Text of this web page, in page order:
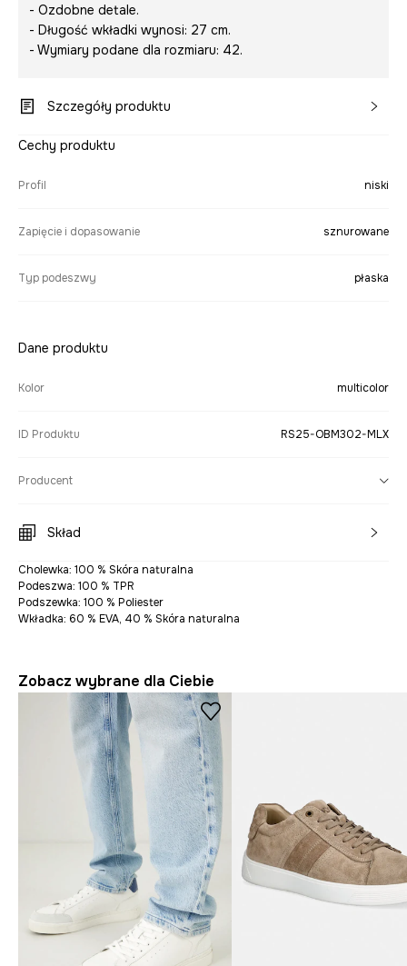
- Ozdobne detale.
- Długość wkładki wynosi: 27 cm.
- Wymiary podane dla rozmiaru: 42.
Szczegóły produktu
Cechy produktu
Profil niski
Zapięcie i dopasowanie sznurowane
Typ podeszwy płaska
Dane produktu
Kolor multicolor
ID Produktu RS25-OBM302-MLX
Producent
Skład
Cholewka: 100 % Skóra naturalna
Podeszwa: 100 % TPR
Podszewka: 100 % Poliester
Wkładka: 60 % EVA, 40 % Skóra naturalna
Zobacz wybrane dla Ciebie